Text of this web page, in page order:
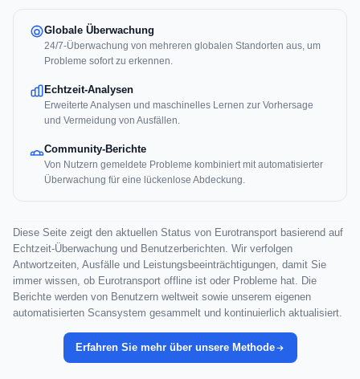
Globale Überwachung
24/7-Überwachung von mehreren globalen Standorten aus, um
Probleme sofort zu erkennen.
Echtzeit-Analysen
Erweiterte Analysen und maschinelles Lernen zur Vorhersage
und Vermeidung von Ausfällen.
Community-Berichte
Von Nutzern gemeldete Probleme kombiniert mit automatisierter
Überwachung für eine lückenlose Abdeckung.
Diese Seite zeigt den aktuellen Status von Eurotransport basierend auf
Echtzeit-Überwachung und Benutzerberichten. Wir verfolgen
Antwortzeiten, Ausfälle und Leistungsbeeinträchtigungen, damit Sie
immer wissen, ob Eurotransport offline ist oder Probleme hat. Die
Berichte werden von Benutzern weltweit sowie unserem eigenen
automatisierten Scansystem gesammelt und kontinuierlich aktualisiert.
Erfahren Sie mehr über unsere Methode